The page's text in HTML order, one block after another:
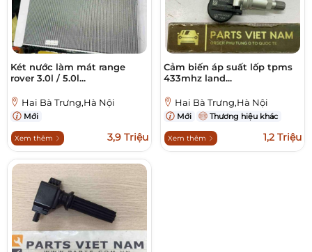
Két nước làm mát range
rover 3.0l / 5.0l...
Hai Bà Trưng,Hà Nội
Mới
Xem thêm 3,9 Triệu
Cảm biến áp suất lốp tpms
433mhz land...
Hai Bà Trưng,Hà Nội
Mới Thương hiệu khác
Xem thêm 1,2 Triệu